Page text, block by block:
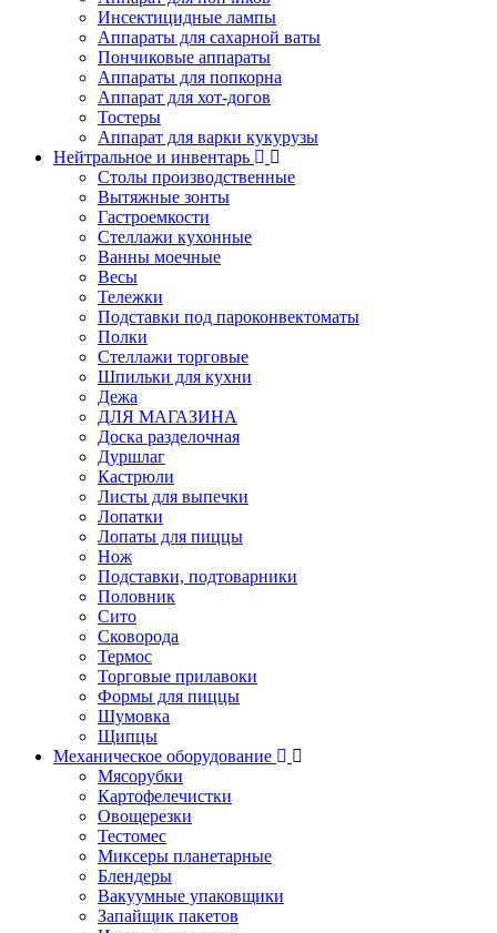
Инсектицидные лампы
Аппараты для сахарной ваты
Пончиковые аппараты
Аппараты для попкорна
Аппарат для хот-догов
Тостеры
Аппарат для варки кукурузы
Нейтральное и инвентарь
Столы производственные
Вытяжные зонты
Гастроемкости
Стеллажи кухонные
Ванны моечные
Весы
Тележки
Подставки под пароконвектоматы
Полки
Стеллажи торговые
Шпильки для кухни
Дежа
ДЛЯ МАГАЗИНА
Доска разделочная
Дуршлаг
Кастрюли
Листы для выпечки
Лопатки
Лопаты для пиццы
Нож
Подставки, подтоварники
Половник
Сито
Сковорода
Термос
Торговые прилавоки
Формы для пиццы
Шумовка
Щипцы
Механическое оборудование
Мясорубки
Картофелечистки
Овощерезки
Тестомес
Миксеры планетарные
Блендеры
Вакуумные упаковщики
Запайщик пакетов